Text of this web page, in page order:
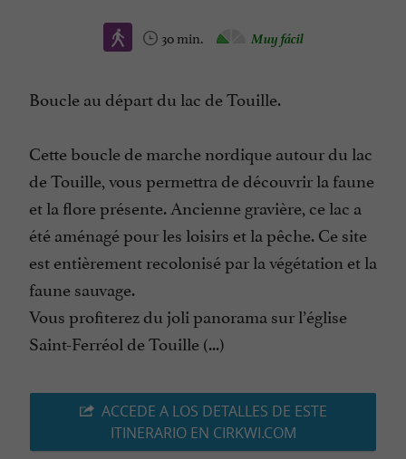
30 min. Muy fácil
Boucle au départ du lac de Touille.
Cette boucle de marche nordique autour du lac
de Touille, vous permettra de découvrir la faune
et la flore présente. Ancienne gravière, ce lac a
été aménagé pour les loisirs et la pêche. Ce site
est entièrement recolonisé par la végétation et la
faune sauvage.
Vous profiterez du joli panorama sur l’église
Saint-Ferréol de Touille (...)
ACCEDE A LOS DETALLES DE ESTE
ITINERARIO EN CIRKWI.COM